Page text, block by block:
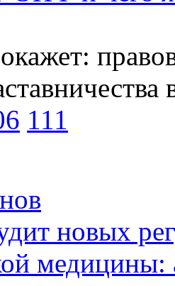
111
новых
медицины: